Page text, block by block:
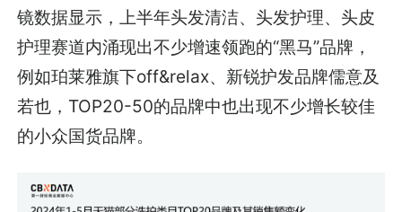
镜数据显示，上半年头发清洁、头发护理、头皮
护理赛道内涌现出不少增速领跑的“黑马”品牌，
例如珀莱雅旗下off&relax、新锐护发品牌儒意及
若也，TOP20-50的品牌中也出现不少增长较佳
的小众国货品牌。